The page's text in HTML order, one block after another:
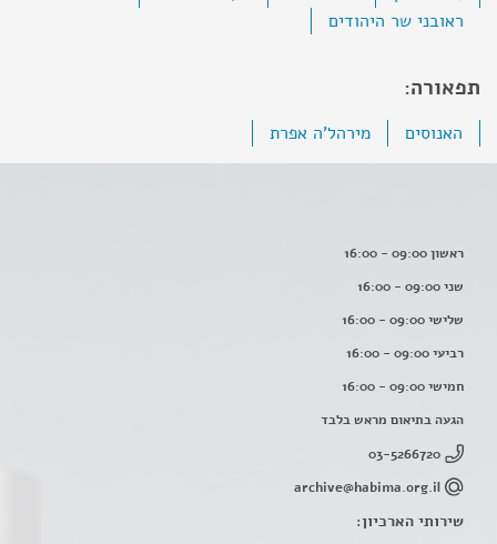
ראובני שר היהודים
תפאורה:
האנוסים מירהל'ה אפרת
ראשון 09:00 - 16:00
שני 09:00 - 16:00
שלישי 09:00 - 16:00
רביעי 09:00 - 16:00
חמישי 09:00 - 16:00
הגעה בתיאום מראש בלבד
03-5266720
archive@habima.org.il
שירותי הארכיון: